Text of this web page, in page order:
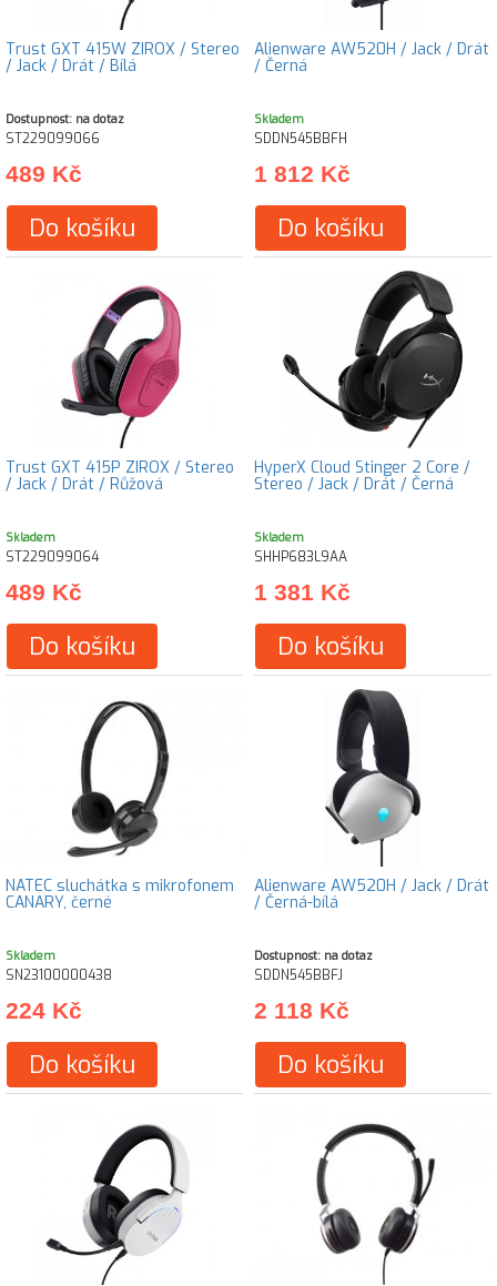
Trust GXT 415W ZIROX / Stereo
/ Jack / Drát / Bílá
Dostupnost: na dotaz
ST229099066
489 Kč
Do košíku
Alienware AW520H / Jack / Drát
/ Černá
Skladem
SDDN545BBFH
1 812 Kč
Do košíku
Trust GXT 415P ZIROX / Stereo
/ Jack / Drát / Růžová
Skladem
ST229099064
489 Kč
Do košíku
HyperX Cloud Stinger 2 Core /
Stereo / Jack / Drát / Černá
Skladem
SHHP683L9AA
1 381 Kč
Do košíku
NATEC sluchátka s mikrofonem
CANARY, černé
Skladem
SN23100000438
224 Kč
Do košíku
Alienware AW520H / Jack / Drát
/ Černá-bílá
Dostupnost: na dotaz
SDDN545BBFJ
2 118 Kč
Do košíku